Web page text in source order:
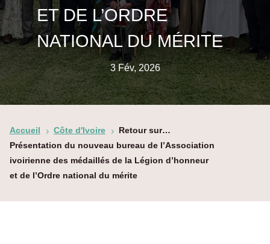
ET DE L’ORDRE
NATIONAL DU MÉRITE
3 Fév, 2026
Accueil 5 Côte d'Ivoire 5
Retour sur…
Présentation du nouveau bureau de l’Association
ivoirienne des médaillés de la Légion d’honneur
et de l’Ordre national du mérite